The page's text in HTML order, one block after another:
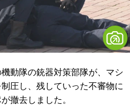
動隊の銃器対策部隊が、マシ
圧し、残していった不審物に
撤去しました。